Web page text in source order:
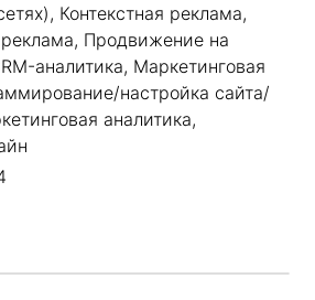
Контекстная реклама,
Продвижение на
аналитика, Маркетинговая
настройка сайта/
аналитика,